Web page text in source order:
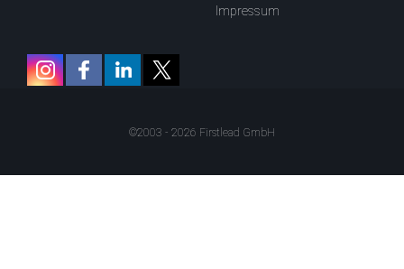
Impressum
©2003 - 2026 Firstlead GmbH